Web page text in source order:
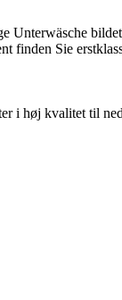
Unterwäsche
finden Sie
i høj kvalitet